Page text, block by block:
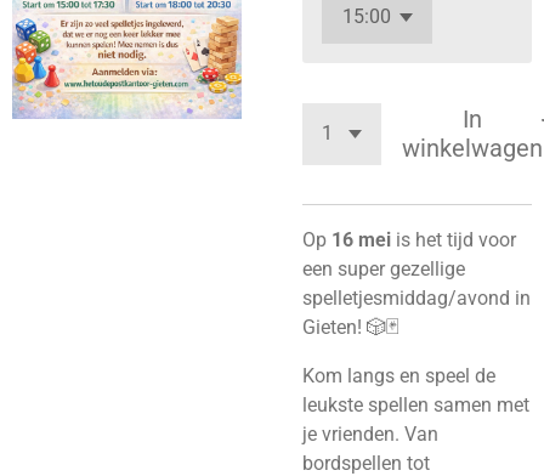
In
winkelwagen
Op 16 mei is het tijd voor
een super gezellige
spelletjesmiddag/avond in
Gieten! 🎲🃏
Kom langs en speel de
leukste spellen samen met
je vrienden. Van
bordspellen tot